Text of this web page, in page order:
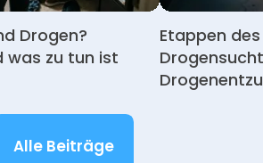
Drogen?
was zu tun ist
Etappen
Alle Beiträge